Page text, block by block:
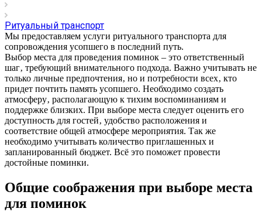
Ритуальный транспорт
Мы предоставляем услуги ритуального транспорта для
сопровождения усопшего в последний путь.
Выбор места для проведения поминок – это ответственный
шаг‚ требующий внимательного подхода. Важно учитывать не
только личные предпочтения‚ но и потребности всех‚ кто
придет почтить память усопшего. Необходимо создать
атмосферу‚ располагающую к тихим воспоминаниям и
поддержке близких. При выборе места следует оценить его
доступность для гостей‚ удобство расположения и
соответствие общей атмосфере мероприятия. Так же
необходимо учитывать количество приглашенных и
запланированный бюджет. Всё это поможет провести
достойные поминки.
Общие соображения при выборе места
для поминок